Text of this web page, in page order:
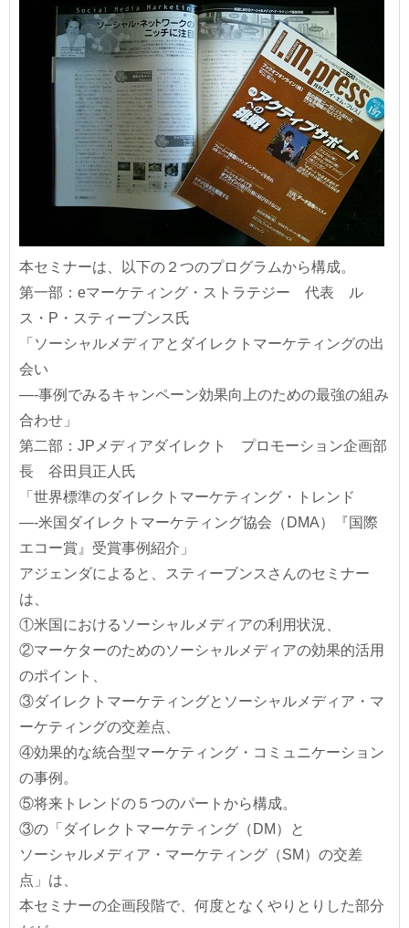
本セミナーは、以下の２つのプログラムから構成。
第一部：eマーケティング・ストラテジー 代表 ル
ス・P・スティーブンス氏
「ソーシャルメディアとダイレクトマーケティングの出
会い
—-事例でみるキャンペーン効果向上のための最強の組み
合わせ」
第二部：JPメディアダイレクト プロモーション企画部
長 谷田貝正人氏
「世界標準のダイレクトマーケティング・トレンド
—-米国ダイレクトマーケティング協会（DMA）『国際
エコー賞』受賞事例紹介」
アジェンダによると、スティーブンスさんのセミナー
は、
①米国におけるソーシャルメディアの利用状況、
②マーケターのためのソーシャルメディアの効果的活用
のポイント、
③ダイレクトマーケティングとソーシャルメディア・マ
ーケティングの交差点、
④効果的な統合型マーケティング・コミュニケーション
の事例。
⑤将来トレンドの５つのパートから構成。
③の「ダイレクトマーケティング（DM）と
ソーシャルメディア・マーケティング（SM）の交差
点」は、
本セミナーの企画段階で、何度となくやりとりした部分